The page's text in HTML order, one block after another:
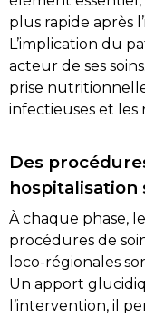
plus rapide après
L’implication du
acteur de ses
prise
infectieuses et les
Des
hospitalisation
À chaque phase,
procédures de
loco-régionales
Un apport
l’intervention, il